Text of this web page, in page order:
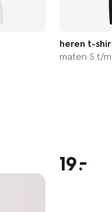
heren t-
maten S t/
19